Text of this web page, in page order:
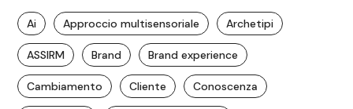
Ai Approccio multisensoriale Archetipi
ASSIRM Brand Brand experience
Cambiamento Cliente Conoscenza